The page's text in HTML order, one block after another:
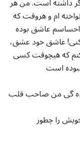
ام و هروقت که
احساسم عاشق بوده
عاشق خود عشق،
که هیچوقت کسی
گی من صاحب قلب
را چطور